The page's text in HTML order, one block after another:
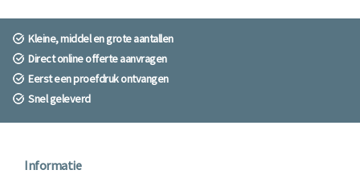
Kleine, middel en grote aantallen
Direct online offerte aanvragen
Eerst een proefdruk ontvangen
Snel geleverd
Informatie